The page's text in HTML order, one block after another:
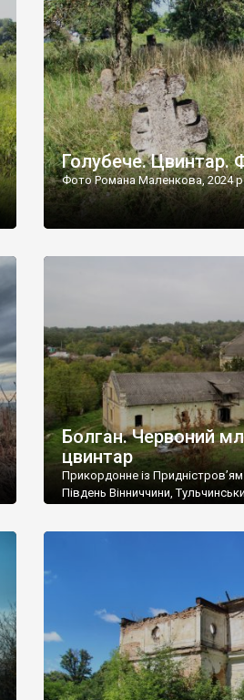
[…]
Голубече. Цвинтар.
Фото Романа Маленкова, 2024
Болган. Червоний
цвинтар
Прикордонне із
Південь Вінниччини,
старовинний цвинтар із
збереглися, написані
мовою. За всіма традиційними
український. Хрести
роках Болган […]